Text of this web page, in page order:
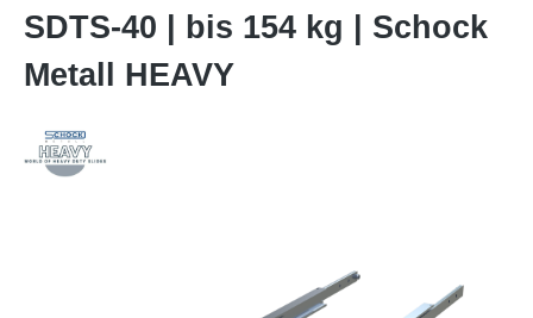
SDTS-40 | bis 154 kg | Schock
Metall HEAVY